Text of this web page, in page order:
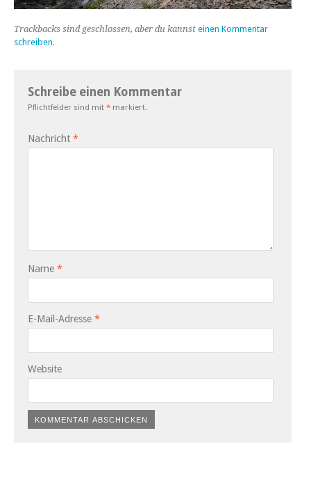
Trackbacks sind geschlossen, aber du kannst einen Kommentar
schreiben.
Schreibe einen Kommentar
Pflichtfelder sind mit * markiert.
Nachricht *
Name *
E-Mail-Adresse *
Website